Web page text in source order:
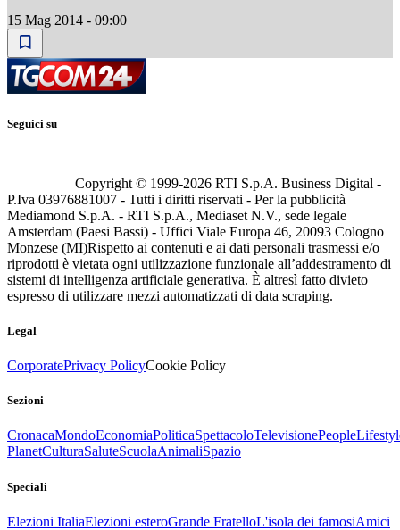
15 Mag 2014 - 09:00
Seguici su
Copyright © 1999-2026 RTI S.p.A. Business Digital -
P.Iva 03976881007 - Tutti i diritti riservati - Per la pubblicità
Mediamond S.p.A. - RTI S.p.A., Mediaset N.V., sede legale
Amsterdam (Paesi Bassi) - Uffici Viale Europa 46, 20093 Cologno
Monzese (MI)Rispetto ai contenuti e ai dati personali trasmessi e/o
riprodotti è vietata ogni utilizzazione funzionale all’addestramento di
sistemi di intelligenza artificiale generativa. È altresì fatto divieto
espresso di utilizzare mezzi automatizzati di data scraping.
Legal
CorporatePrivacy PolicyCookie Policy
Sezioni
CronacaMondoEconomiaPoliticaSpettacoloTelevisionePeople
PlanetCulturaSaluteScuolaAnimaliSpazio
Speciali
Elezioni ItaliaElezioni esteroGrande FratelloL'isola dei famosiAmici